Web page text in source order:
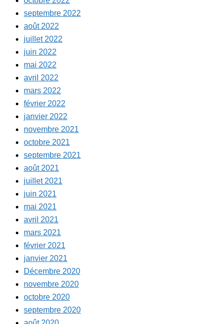
septembre 2022
août 2022
juillet 2022
juin 2022
mai 2022
avril 2022
mars 2022
février 2022
janvier 2022
novembre 2021
octobre 2021
septembre 2021
août 2021
juillet 2021
juin 2021
mai 2021
avril 2021
mars 2021
février 2021
janvier 2021
Décembre 2020
novembre 2020
octobre 2020
septembre 2020